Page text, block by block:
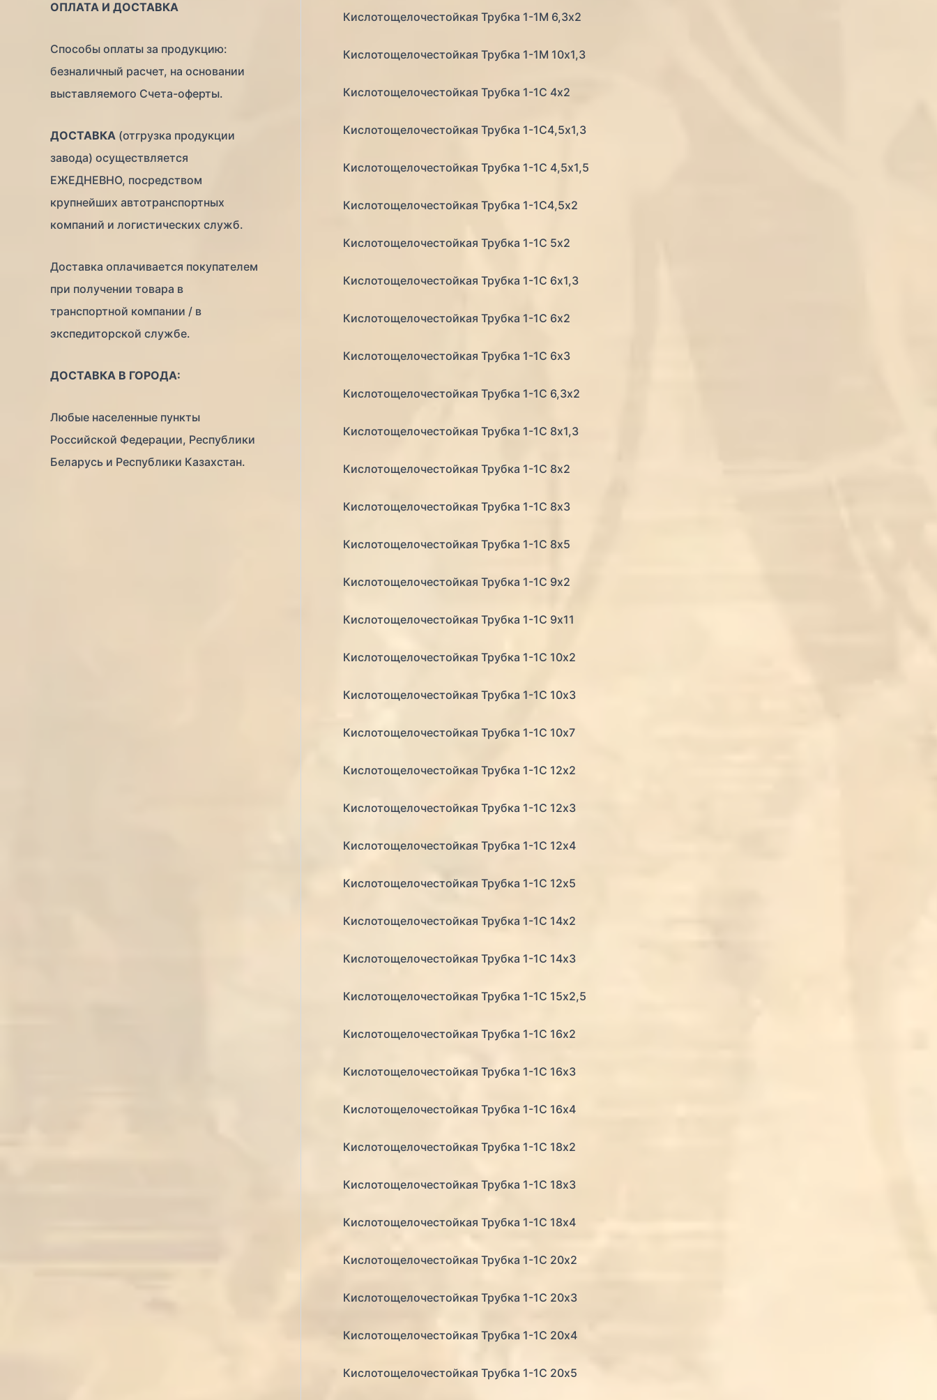
ОПЛАТА И ДОСТАВКА
Способы оплаты за продукцию:
безналичный расчет, на основании
выставляемого Счета-оферты.
ДОСТАВКА (отгрузка продукции
завода) осуществляется
ЕЖЕДНЕВНО, посредством
крупнейших автотранспортных
компаний и логистических служб.
Доставка оплачивается покупателем
при получении товара в
транспортной компании / в
экспедиторской службе.
ДОСТАВКА В ГОРОДА:
Любые населенные пункты
Российской Федерации, Республики
Беларусь и Республики Казахстан.
Кислотощелочестойкая Трубка 1-1М 6,3х2
Кислотощелочестойкая Трубка 1-1М 10х1,3
Кислотощелочестойкая Трубка 1-1С 4х2
Кислотощелочестойкая Трубка 1-1С4,5х1,3
Кислотощелочестойкая Трубка 1-1С 4,5х1,5
Кислотощелочестойкая Трубка 1-1С4,5х2
Кислотощелочестойкая Трубка 1-1С 5х2
Кислотощелочестойкая Трубка 1-1С 6х1,3
Кислотощелочестойкая Трубка 1-1С 6х2
Кислотощелочестойкая Трубка 1-1С 6х3
Кислотощелочестойкая Трубка 1-1С 6,3х2
Кислотощелочестойкая Трубка 1-1С 8х1,3
Кислотощелочестойкая Трубка 1-1С 8х2
Кислотощелочестойкая Трубка 1-1С 8х3
Кислотощелочестойкая Трубка 1-1С 8х5
Кислотощелочестойкая Трубка 1-1С 9х2
Кислотощелочестойкая Трубка 1-1С 9х11
Кислотощелочестойкая Трубка 1-1С 10х2
Кислотощелочестойкая Трубка 1-1С 10х3
Кислотощелочестойкая Трубка 1-1С 10х7
Кислотощелочестойкая Трубка 1-1С 12х2
Кислотощелочестойкая Трубка 1-1С 12х3
Кислотощелочестойкая Трубка 1-1С 12х4
Кислотощелочестойкая Трубка 1-1С 12х5
Кислотощелочестойкая Трубка 1-1С 14х2
Кислотощелочестойкая Трубка 1-1С 14х3
Кислотощелочестойкая Трубка 1-1С 15х2,5
Кислотощелочестойкая Трубка 1-1С 16х2
Кислотощелочестойкая Трубка 1-1С 16х3
Кислотощелочестойкая Трубка 1-1С 16х4
Кислотощелочестойкая Трубка 1-1С 18х2
Кислотощелочестойкая Трубка 1-1С 18х3
Кислотощелочестойкая Трубка 1-1С 18х4
Кислотощелочестойкая Трубка 1-1С 20х2
Кислотощелочестойкая Трубка 1-1С 20х3
Кислотощелочестойкая Трубка 1-1С 20х4
Кислотощелочестойкая Трубка 1-1С 20х5